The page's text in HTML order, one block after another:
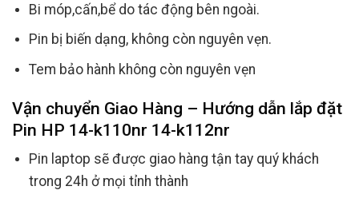
Bi móp,cấn,bể do tác động bên ngoài.
Pin bị biến dạng, không còn nguyên vẹn.
Tem bảo hành không còn nguyên vẹn
Vận chuyển Giao Hàng – Hướng dẫn lắp đặt
Pin HP 14-k110nr 14-k112nr
Pin laptop sẽ được giao hàng tận tay quý khách
trong 24h ở mọi tỉnh thành